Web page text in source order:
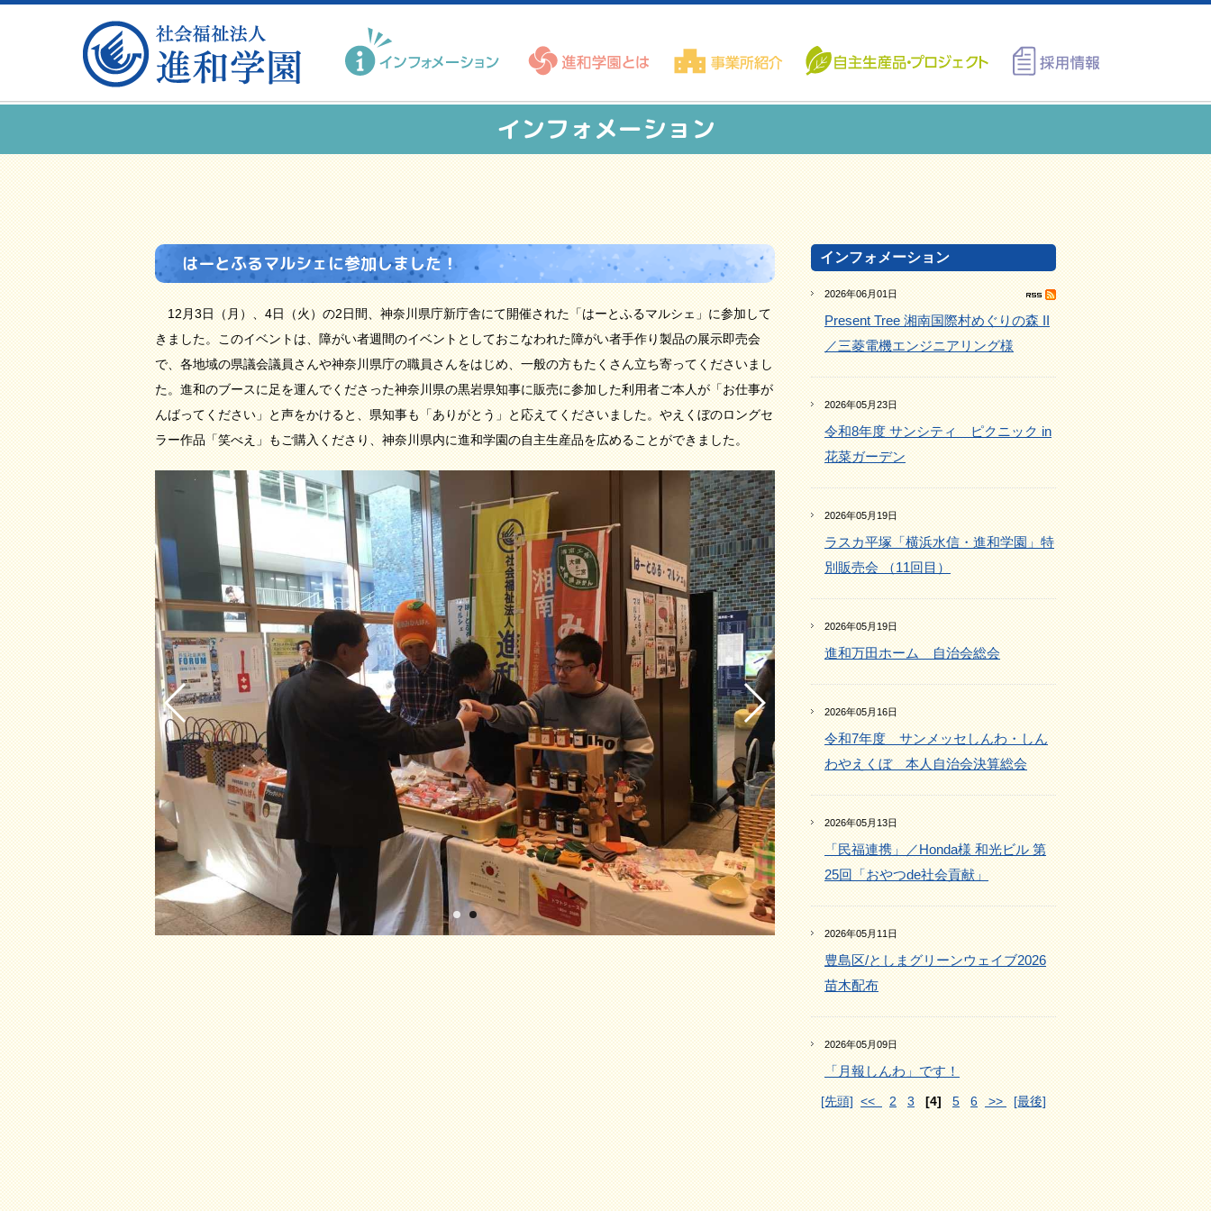
インフォメーション
はーとふるマルシェに参加しました！
12月3日（月）、4日（火）の2日間、神奈川県庁新庁舎にて開催された「はーとふるマルシェ」に参加して
きました。このイベントは、障がい者週間のイベントとしておこなわれた障がい者手作り製品の展示即売会
で、各地域の県議会議員さんや神奈川県庁の職員さんをはじめ、一般の方もたくさん立ち寄ってくださいまし
た。進和のブースに足を運んでくださった神奈川県の黒岩県知事に販売に参加した利用者ご本人が「お仕事が
んばってください」と声をかけると、県知事も「ありがとう」と応えてくださいました。やえくぼのロングセ
ラー作品「笑べえ」もご購入くださり、神奈川県内に進和学園の自主生産品を広めることができました。
インフォメーション
2026年06月01日
Present Tree 湘南国際村めぐりの森 II
／三菱電機エンジニアリング様
2026年05月23日
令和8年度 サンシティ ピクニック in
花菜ガーデン
2026年05月19日
ラスカ平塚「横浜水信・進和学園」特
別販売会 （11回目）
2026年05月19日
進和万田ホーム 自治会総会
2026年05月16日
令和7年度 サンメッセしんわ・しん
わやえくぼ 本人自治会決算総会
2026年05月13日
「民福連携」／Honda様 和光ビル 第
25回「おやつde社会貢献」
2026年05月11日
豊島区/としまグリーンウェイブ2026
苗木配布
2026年05月09日
「月報しんわ」です！
[先頭] << 2 3 [4] 5 6 >> [最後]